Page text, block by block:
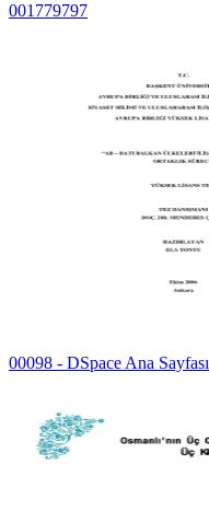
001779797
00098 - DSpace Ana Sayfası